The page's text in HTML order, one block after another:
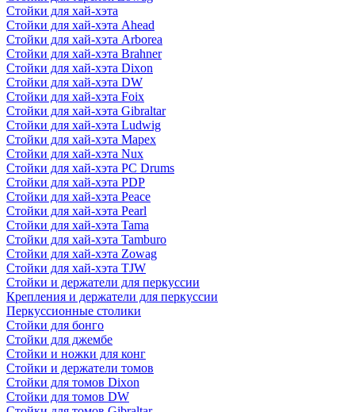
Стойки для хай-хэта
Стойки для хай-хэта Ahead
Стойки для хай-хэта Arborea
Стойки для хай-хэта Brahner
Стойки для хай-хэта Dixon
Стойки для хай-хэта DW
Стойки для хай-хэта Foix
Стойки для хай-хэта Gibraltar
Стойки для хай-хэта Ludwig
Стойки для хай-хэта Mapex
Стойки для хай-хэта Nux
Стойки для хай-хэта PC Drums
Стойки для хай-хэта PDP
Стойки для хай-хэта Peace
Стойки для хай-хэта Pearl
Стойки для хай-хэта Tama
Стойки для хай-хэта Tamburo
Стойки для хай-хэта Zowag
Стойки для хай-хэта TJW
Стойки и держатели для перкуссии
Крепления и держатели для перкуссии
Перкуссионные столики
Стойки для бонго
Стойки для джембе
Стойки и ножки для конг
Стойки и держатели томов
Стойки для томов Dixon
Стойки для томов DW